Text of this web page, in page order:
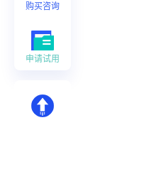
购买咨询
申请试用